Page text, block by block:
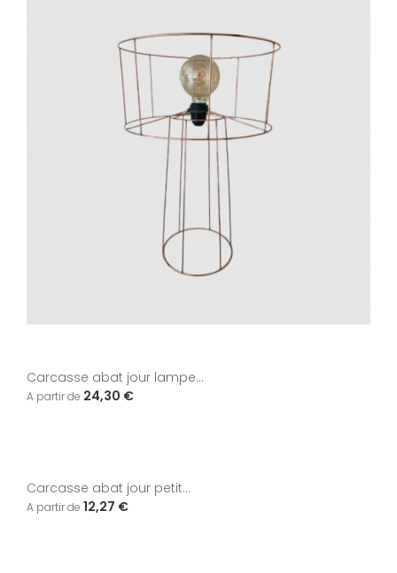
Carcasse abat jour lampe...
24,30 €
Carcasse abat jour petit...
12,27 €